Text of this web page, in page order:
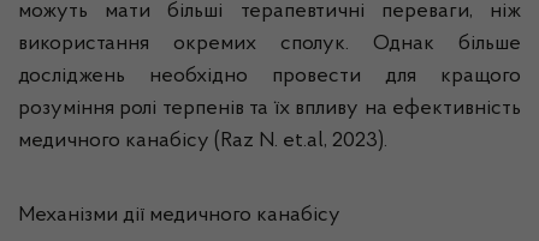
можуть мати більші терапевтичні переваги, ніж
використання окремих сполук. Однак більше
досліджень необхідно провести для кращого
розуміння ролі терпенів та їх впливу на ефективність
медичного канабісу (Raz N. et.al, 2023).
Механізми дії медичного канабісу